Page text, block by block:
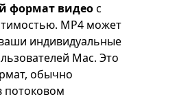
формат видеос
MP4 может
индивидуальные
Mac. Это
обычно
потоковом